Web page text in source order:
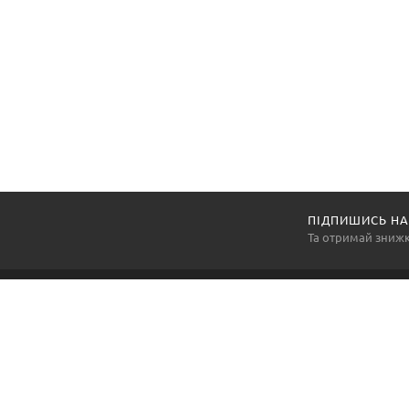
ПІДПИШИСЬ
Та отримай